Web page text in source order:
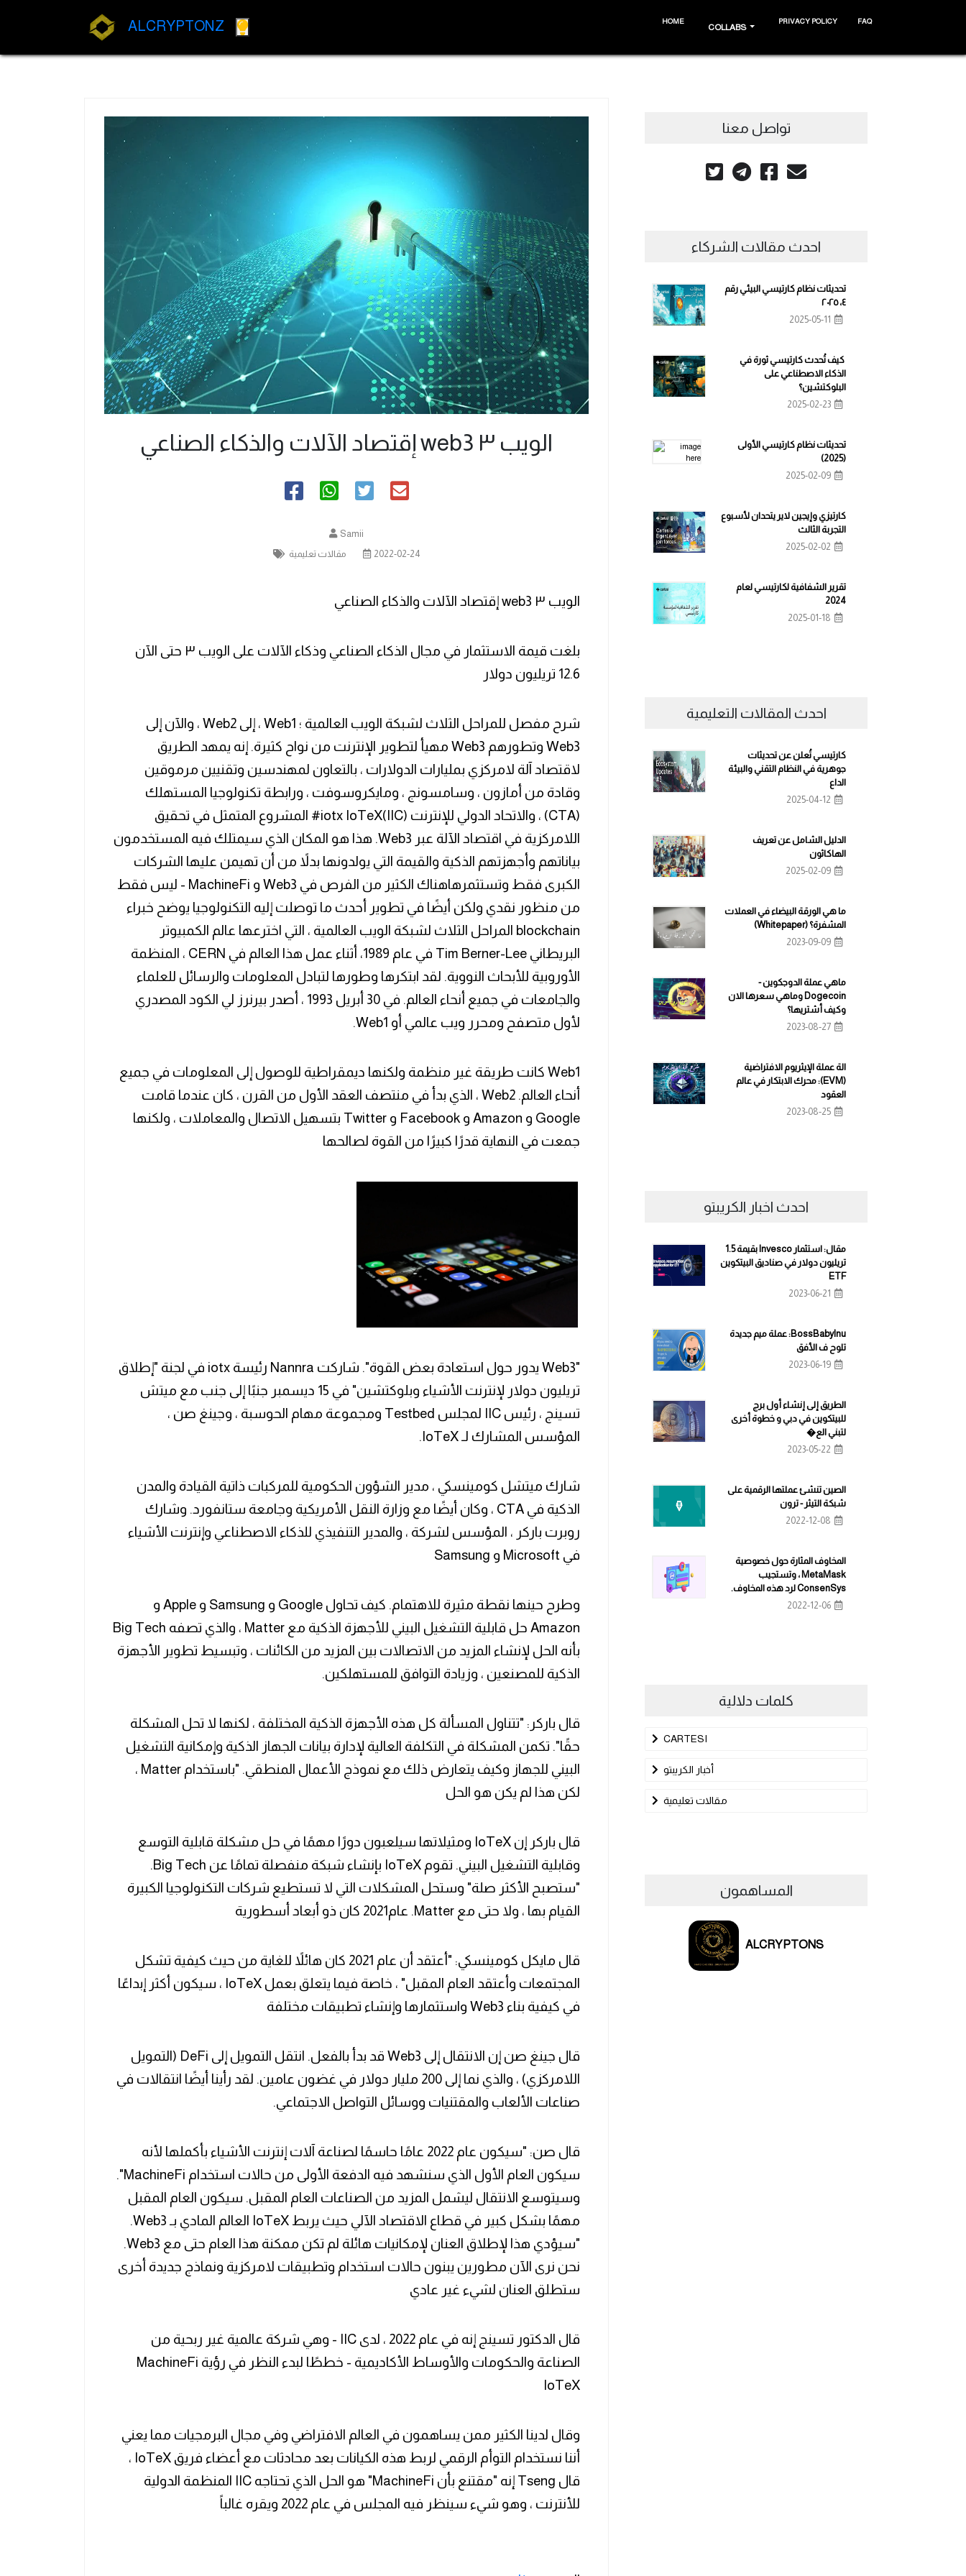
ALCRYPTONZ HOME
COLLABS
PRIVACY POLICY FAQ
‏الويب ٣ web3 إقتصاد الآلات والذكاء الصناعي
Samii
2022-02-24
مقالات تعليمية
‏الويب ٣ web3 إقتصاد الآلات والذكاء الصناعي
بلغت قيمة الاستثمار في مجال الذكاء الصناعي وذكاء الآلات على الويب ٣ حتى الآن
12.6 تريليون دولار
شرح مفصل للمراحل الثلاث لشبكة الويب العالمية ؛ Web1 ، إلى Web2 ، والآن إلى
Web3 وتطورهم Web3 مهيأ لتطوير الإنترنت من نواح كثيرة. إنه يمهد الطريق
لاقتصاد آلة لامركزي بمليارات الدولارات ، بالتعاون لمهندسين وتقنيين مرموقين
وقادة من أمازون ، وسامسونج ، ومايكروسوفت ، ورابطة تكنولوجيا المستهلك
(CTA) ، والاتحاد الدولي للإنترنت (IIC)‎#iotx IoTeX المشروع المتمثل في تحقيق
اللامركزية في اقتصاد الآلة عبر Web3. هذا هو المكان الذي سيمتلك فيه المستخدمون
بياناتهم وأجهزتهم الذكية والقيمة التي يولدونها بدلاً من أن تهيمن عليها الشركات
الكبرى فقط وتستثمرها‏هناك الكثير من الفرص في Web3 و MachineFi - ليس فقط
من منظور نقدي ولكن أيضًا في تطوير أحدث ما توصلت إليه التكنولوجيا يوضح خبراء
blockchain المراحل الثلاث لشبكة الويب العالمية ، التي اخترعها عالم الكمبيوتر
البريطاني Tim Berner-Lee في عام 1989‏، أثناء عمل هذا العالم في CERN ، المنظمة
الأوروبية للأبحاث النووية. لقد ابتكرها وطورها لتبادل المعلومات والرسائل للعلماء
والجامعات في جميع أنحاء العالم. في 30 أبريل 1993 ، أصدر بيرنرز لي الكود المصدري
لأول متصفح ومحرر ويب عالمي أو Web1.
‏Web1 كانت طريقة غير منظمة ولكنها ديمقراطية للوصول إلى المعلومات في جميع
أنحاء العالم. Web2 ، الذي بدأ في منتصف العقد الأول من القرن ، كان عندما قامت
Google و Amazon و Facebook و Twitter بتسهيل الاتصال والمعاملات ، ولكنها
جمعت في النهاية قدرًا كبيرًا من القوة لصالحها
‏"Web3 يدور حول استعادة بعض القوة". شاركت Nannra رئيسة iotx في لجنة "إطلاق
تريليون دولار لإنترنت الأشياء وبلوكتشين" في 15 ديسمبر جنبًا إلى جنب مع ميتش
تسينج ، رئيس IIC لمجلس Testbed ومجموعة مهام الحوسبة ، وجينغ صن ،
المؤسس المشارك لـ IoTeX.
‏شارك ميتشل كومينسكي ، مدير الشؤون الحكومية للمركبات ذاتية القيادة والمدن
الذكية في CTA ، وكان أيضًا مع وزارة النقل الأمريكية وجامعة ستانفورد. وشارك
روبرت باركر ، المؤسس لشركة ، والمدير التنفيذي للذكاء الاصطناعي وإنترنت الأشياء
في Microsoft و Samsung
‏وطرح حينها نقطة مثيرة للاهتمام. كيف تحاول Google و Samsung و Apple و
Amazon حل قابلية التشغيل البيني للأجهزة الذكية مع Matter ، والذي تصفه Big Tech
بأنه الحل لإنشاء المزيد من الاتصالات بين المزيد من الكائنات ، وتبسيط تطوير الأجهزة
الذكية للمصنعين ، وزيادة التوافق للمستهلكين.
‏قال باركر: "تتناول المسألة كل هذه الأجهزة الذكية المختلفة ، لكنها لا تحل المشكلة
حقًا". تكمن المشكلة في التكلفة العالية لإدارة بيانات الجهاز الذكية وإمكانية التشغيل
البيني للجهاز وكيف يتعارض ذلك مع نموذج الأعمال المنطقي. "باستخدام Matter ،
لكن هذا لم يكن هو الحل
‏قال باركر إن IoTeX ومثيلاتها سيلعبون دورًا مهمًا في حل مشكلة قابلية التوسع
وقابلية التشغيل البيني. تقوم IoTeX بإنشاء شبكة منفصلة تمامًا عن Big Tech.
"ستصبح الأكثر صلة" وستحل المشكلات التي لا تستطيع شركات التكنولوجيا الكبيرة
القيام بها ، ولا حتى مع Matter.‏ عام2021 كان ذو أبعاد أسطورية
قال مايكل كومينسكي: "أعتقد أن عام 2021 كان هائلاً للغاية من حيث كيفية تشكل
المجتمعات وأعتقد العام المقبل" ، خاصة فيما يتعلق بعمل IoTeX ، سيكون أكثر إبداعًا
في كيفية بناء Web3 واستثمارها وإنشاء تطبيقات مختلفة
‏قال جينغ صن إن الانتقال إلى Web3 قد بدأ بالفعل. انتقل التمويل إلى DeFi (التمويل
اللامركزي) ، والذي نما إلى 200 مليار دولار في غضون عامين. لقد رأينا أيضًا انتقالات في
صناعات الألعاب والمقتنيات ووسائل التواصل الاجتماعي.
‏قال صن: "سيكون عام 2022 عامًا حاسمًا لصناعة آلات إنترنت الأشياء بأكملها لأنه
سيكون العام الأول الذي سنشهد فيه الدفعة الأولى من حالات استخدام MachineFi".
وسيتوسع الانتقال ليشمل المزيد من الصناعات العام المقبل.‏ سيكون العام المقبل
مهمًا بشكل كبير في قطاع الاقتصاد الآلي حيث يربط IoTeX العالم المادي بـ Web3.
"سيؤدي هذا لإطلاق العنان لإمكانيات هائلة لم تكن ممكنة هذا العام حتى مع Web3.
نحن نرى الآن مطورين يبنون حالات استخدام وتطبيقات لامركزية ونماذج جديدة أخرى
ستطلق العنان لشيء غير عادي
‏قال الدكتور تسينج إنه في عام 2022 ، لدى IIC - وهي شركة عالمية غير ربحية من
الصناعة والحكومات والأوساط الأكاديمية - خططًا لبدء النظر في رؤية MachineFi
IoTeX
وقال لدينا الكثير ممن يساهمون في العالم الافتراضي وفي مجال البرمجيات مما يعني
أننا نستخدام التوأم الرقمي لربط هذه الكيانات بعد محادثات مع أعضاء فريق IoTeX ،
قال Tseng إنه "مقتنع بأن MachineFi" هو الحل الذي تحتاجه IIC المنظمة الدولية
للأنترنت ، وهو شيء سينظر فيه المجلس في عام 2022 ويقره غالباً
تواصل معنا
احدث مقالات الشركاء
تحديثات نظام كارتيسي البيئي رقم
٤، ٢٠٢٥
2025-05-11
كيف تُحدث كارتيسي ثورة في
الذكاء الاصطناعي على
البلوكتشين؟
2025-02-23
تحديثات نظام كارتيسي الأولى
(2025)
2025-02-09
كارتيزي وإيجين لاير يتحدان لأسبوع
التجربة الثالث
2025-02-02
تقرير الشفافية لكارتيسي لعام
2024
2025-01-18
احدث المقالات التعليمية
كارتيسي تُعلن عن تحديثات
جوهرية في النظام التقني والبيئة
الداع
2025-04-12
الدليل الشامل عن تعريف
الهاكاثون
2025-02-09
ما هي الورقة البيضاء في العملات
المشفرة؟ (Whitepaper)
2023-09-09
ماهي عملة الدوجكوين -
Dogecoin وماهي سعرها الان
وكيف أشتريها؟
2023-08-27
الة عملة الإيثريوم الافتراضية
(EVM): محرك الابتكار في عالم
العقود
2023-08-25
احدث اخبار الكريبتو
مقال: استثمار Invesco بقيمة 1.5
تريليون دولار في صناديق البيتكوين
ETF
2023-06-21
BossBabyInu: عملة ميم جديدة
تلوح ف الأفق
2023-06-19
الطريق إلى إنشاء أول برج
للبيتكوين في دبي و خطوة أخرى
لتبني الع�
2023-05-22
الصين تنشئ عملتها الرقمية على
شبكة التيثر - ترون
2022-12-08
المخاوف المثارة حول خصوصية
MetaMask ، وتستجيب
ConsenSys لرد هذه المخاوف.
2022-12-06
كلمات دلالية
CARTESI
أخبار الكريبتو
مقالات تعليمية
المساهمون
ALCRYPTONS